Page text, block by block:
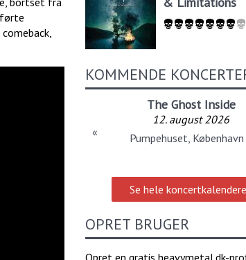
KOMMENDE
The Ghost Inside
12. august 2026
Pumpehuset, København
«
Se hele
OPRET BRUGER